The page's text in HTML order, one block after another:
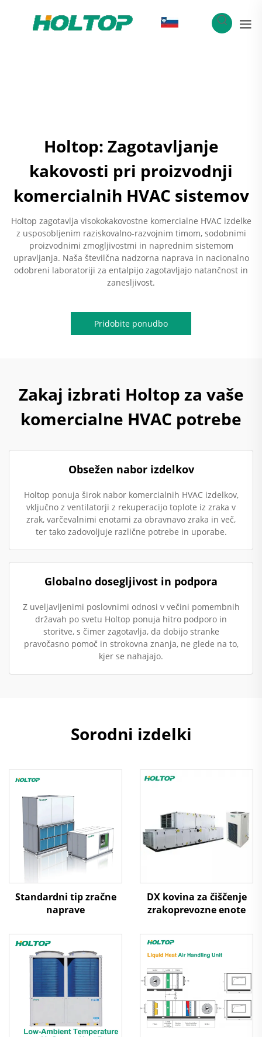
Holtop: Zagotavljanje
kakovosti pri proizvodnji
komercialnih HVAC sistemov
Holtop zagotavlja visokokakovostne komercialne HVAC izdelke
z usposobljenim raziskovalno-razvojnim timom, sodobnimi
proizvodnimi zmogljivostmi in naprednim sistemom
upravljanja. Naša številčna nadzorna naprava in nacionalno
odobreni laboratoriji za entalpijo zagotavljajo natančnost in
zanesljivost.
Pridobite ponudbo
Zakaj izbrati Holtop za vaše
komercialne HVAC potrebe
Obsežen nabor izdelkov
Holtop ponuja širok nabor komercialnih HVAC izdelkov,
vključno z ventilatorji z rekuperacijo toplote iz zraka v
zrak, varčevalnimi enotami za obravnavo zraka in več,
ter tako zadovoljuje različne potrebe in uporabe.
Globalno dosegljivost in podpora
Z uveljavljenimi poslovnimi odnosi v večini pomembnih
državah po svetu Holtop ponuja hitro podporo in
storitve, s čimer zagotavlja, da dobijo stranke
pravočasno pomoč in strokovna znanja, ne glede na to,
kjer se nahajajo.
Sorodni izdelki
Standardni tip zračne
naprave
DX kovina za čiščenje
zrakoprevozne enote